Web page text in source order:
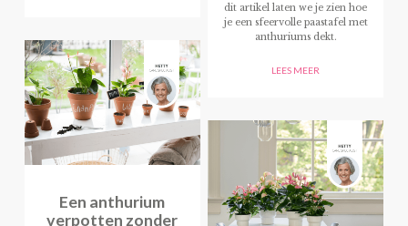
Een anthurium
verpotten zonder
dit artikel laten we je zien hoe
je een sfeervolle paastafel met
anthuriums dekt.
LEES MEER